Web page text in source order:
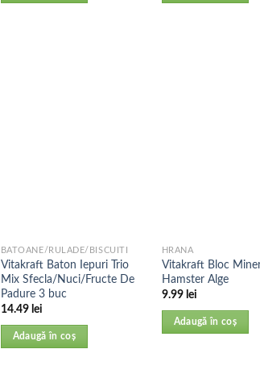
BATOANE/RULADE/BISCUITI
Vitakraft Baton Iepuri Trio
Mix Sfecla/Nuci/Fructe De
Padure 3 buc
14.49 lei
Adaugă în coș
HRANA
Vitakraft Bloc
Hamster Alge
9.99 lei
Adaugă în coș